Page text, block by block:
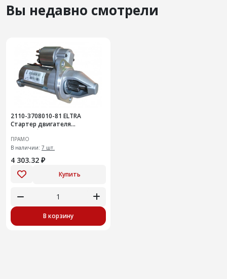
Вы недавно смотрели
2110-3708010-81 ELTRA
Стартер двигателя
автомобиля
ПРАМО
В наличии: 7 шт.
4 303.32 ₽
Купить
В корзину